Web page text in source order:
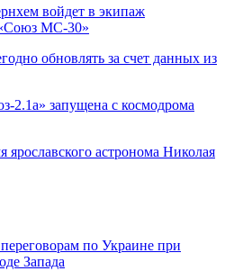
войдет в экипаж
«Союз МС-30»
обновлять за счет данных из
2.1а» запущена с космодрома
ярославского астронома Николая
по Украине при
Запада